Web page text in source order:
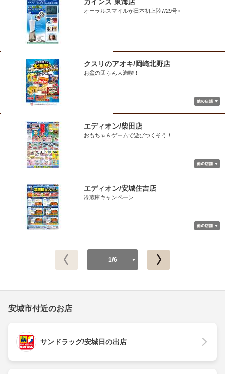
オーラルスマイルが日本初上陸7/29号○
クスリのアオキ/岡崎北野店
お盆の団らん大満喫！
エディオン/柴田店
おもちゃ＆ゲームで遊びつくそう！
エディオン/安城住吉店
冷蔵庫キャンペーン
1/6
安城市付近のお店
サンドラッグ/安城日の出店